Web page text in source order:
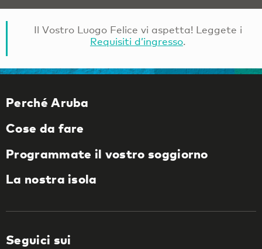
Il Vostro Luogo Felice vi aspetta! Leggete i
Requisiti d’ingresso.
Perché Aruba
Cose da fare
Programmate il vostro soggiorno
La nostra isola
Seguici sui